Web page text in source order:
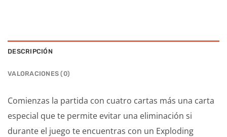
DESCRIPCIÓN
VALORACIONES (0)
Comienzas la partida con cuatro cartas más una carta
especial que te permite evitar una eliminación si
durante el juego te encuentras con un Exploding